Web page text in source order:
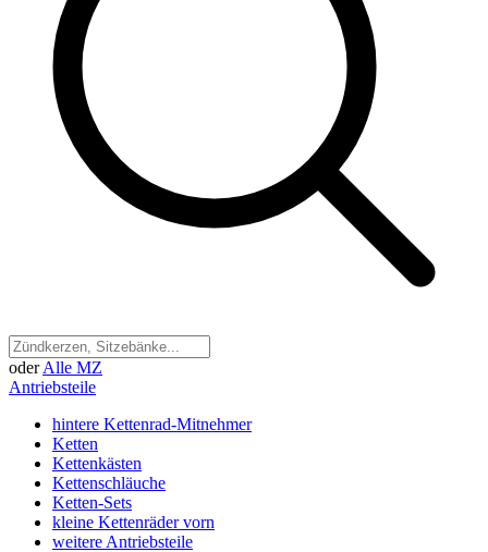
oder Alle MZ
Antriebsteile
hintere Kettenrad-Mitnehmer
Ketten
Kettenkästen
Kettenschläuche
Ketten-Sets
kleine Kettenräder vorn
weitere Antriebsteile